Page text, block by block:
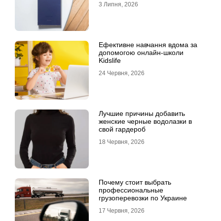
3 Липня, 2026
Ефективне навчання вдома за
допомогою онлайн-школи
Kidslife
24 Червня, 2026
Лучшие причины добавить
женские черные водолазки в
свой гардероб
18 Червня, 2026
Почему стоит выбрать
профессиональные
грузоперевозки по Украине
17 Червня, 2026